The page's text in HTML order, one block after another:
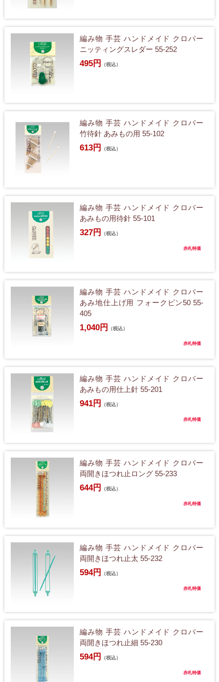
編み物 手芸 ハンドメイド クロバー
ニッティングスレダー 55-252
495円 （税込）
編み物 手芸 ハンドメイド クロバー
竹待針 あみもの用 55-102
613円 （税込）
編み物 手芸 ハンドメイド クロバー
あみもの用待針 55-101
327円 （税込）
赤札特価
編み物 手芸 ハンドメイド クロバー
あみ地仕上げ用 フォークピン50 55-
405
1,040円 （税込）
赤札特価
編み物 手芸 ハンドメイド クロバー
あみもの用仕上針 55-201
941円 （税込）
赤札特価
編み物 手芸 ハンドメイド クロバー
両開きほつれ止ロング 55-233
644円 （税込）
赤札特価
編み物 手芸 ハンドメイド クロバー
両開きほつれ止太 55-232
594円 （税込）
赤札特価
編み物 手芸 ハンドメイド クロバー
両開きほつれ止細 55-230
594円 （税込）
赤札特価